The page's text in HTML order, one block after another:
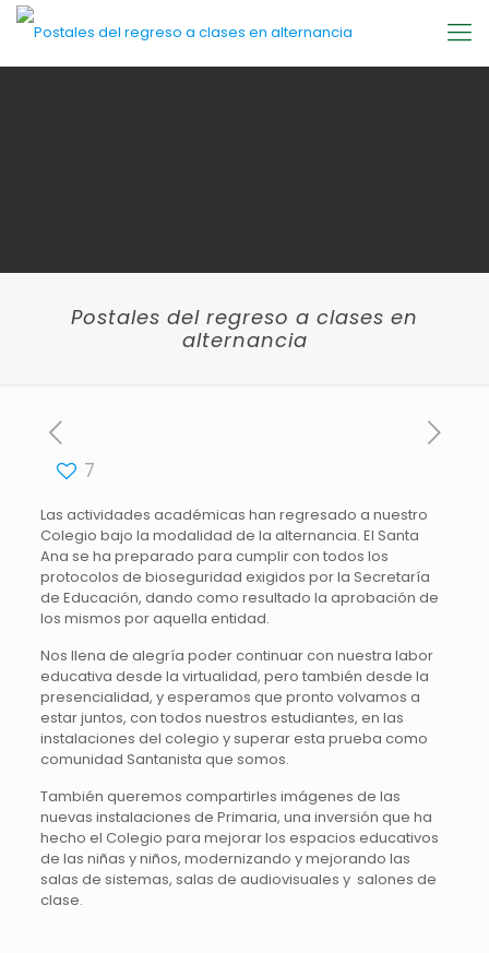
Postales del regreso a clases en
alternancia
7
[rev_slider halloween-slider-1]
Las actividades académicas han regresado a nuestro
Colegio bajo la modalidad de la alternancia. El Santa
Ana se ha preparado para cumplir con todos los
protocolos de bioseguridad exigidos por la Secretaría
de Educación, dando como resultado la aprobación de
los mismos por aquella entidad.
Nos llena de alegría poder continuar con nuestra labor
educativa desde la virtualidad, pero también desde la
presencialidad, y esperamos que pronto volvamos a
estar juntos, con todos nuestros estudiantes, en las
instalaciones del colegio y superar esta prueba como
comunidad Santanista que somos.
También queremos compartirles imágenes de las
nuevas instalaciones de Primaria, una inversión que ha
hecho el Colegio para mejorar los espacios educativos
de las niñas y niños, modernizando y mejorando las
salas de sistemas, salas de audiovisuales y salones de
clase.